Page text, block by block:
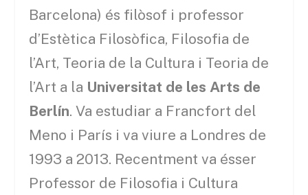
Barcelona) és filòsof i professor
d’Estètica Filosòfica, Filosofia de
l’Art, Teoria de la Cultura i Teoria de
l’Art a la Universitat de les Arts de
Berlín. Va estudiar a Francfort del
Meno i París i va viure a Londres de
1993 a 2013. Recentment va ésser
Professor de Filosofia i Cultura